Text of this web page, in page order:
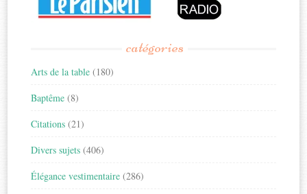
catégories
Arts de la table (180)
Baptême (8)
Citations (21)
Divers sujets (406)
Élégance vestimentaire (286)